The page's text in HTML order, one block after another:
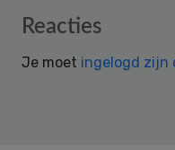
Reader
Reacties
Je moet ingelogd zijn